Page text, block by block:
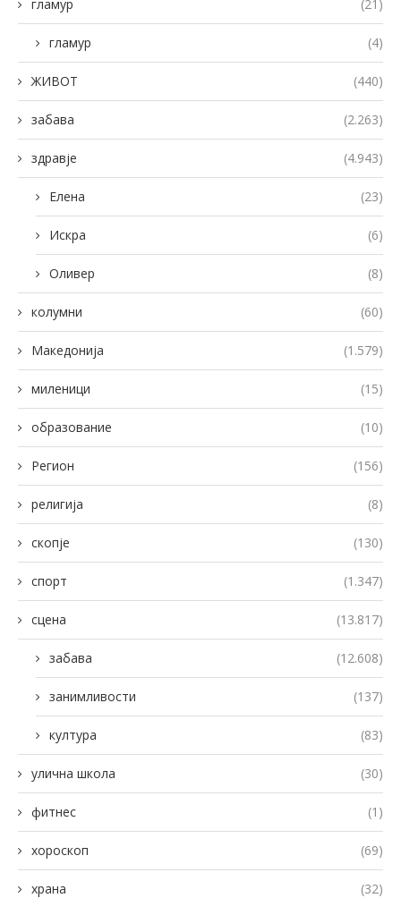
гламур (21)
гламур (4)
ЖИВОТ (440)
забава (2.263)
здравје (4.943)
Елена (23)
Искра (6)
Оливер (8)
колумни (60)
Македонија (1.579)
миленици (15)
образование (10)
Регион (156)
религија (8)
скопје (130)
спорт (1.347)
сцена (13.817)
забава (12.608)
занимливости (137)
култура (83)
улична школа (30)
фитнес (1)
хороскоп (69)
храна (32)